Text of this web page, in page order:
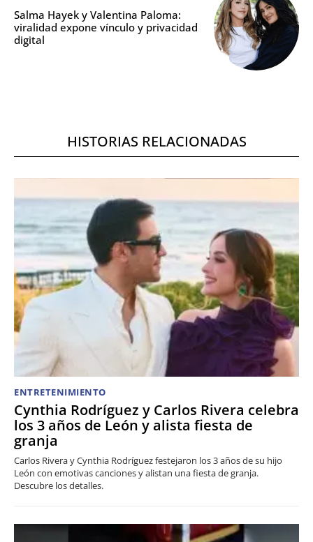
Salma Hayek y Valentina Paloma:
viralidad expone vínculo y privacidad
digital
HISTORIAS RELACIONADAS
ENTRETENIMIENTO
Cynthia Rodríguez y Carlos Rivera celebra
los 3 años de León y alista fiesta de
granja
Carlos Rivera y Cynthia Rodríguez festejaron los 3 años de su hijo
León con emotivas canciones y alistan una fiesta de granja.
Descubre los detalles.